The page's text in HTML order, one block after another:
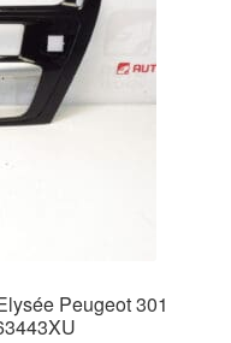
Peugeot 301